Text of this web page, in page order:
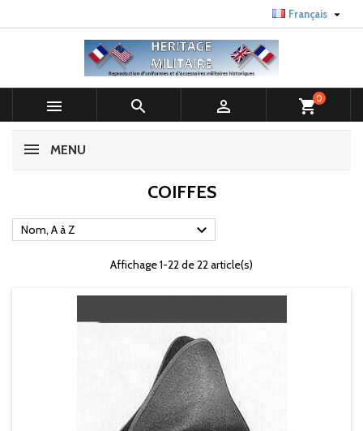
Français 
   shopping_cart0
MENU
COIFFES
Nom, A à Z 
Affichage 1-22 de 22 article(s)